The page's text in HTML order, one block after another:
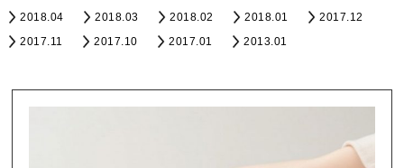
2018.04
2018.03 2018.02 2018.01
2017.12
2017.11
2017.10 2017.01 2013.01